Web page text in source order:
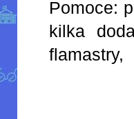
Pomoce:
kilka
flamastry,